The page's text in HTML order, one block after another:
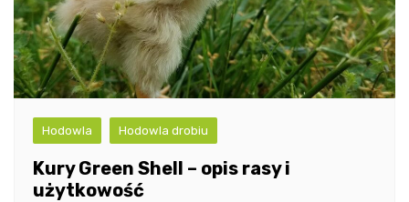
Hodowla Hodowla drobiu
Kury Green Shell – opis rasy i
użytkowość